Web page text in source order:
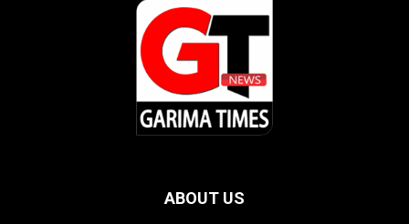
ABOUT US